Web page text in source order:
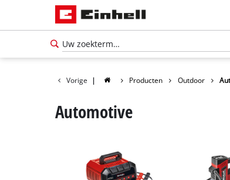
Vorige | Producten Outdoor
Automotive